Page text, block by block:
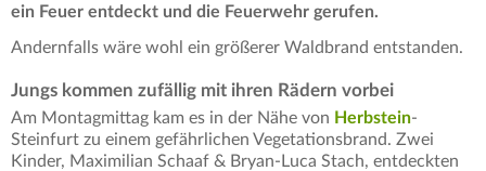
ein Feuer entdeckt und die Feuerwehr gerufen.
Andernfalls wäre wohl ein größerer Waldbrand entstanden.
Jungs kommen zufällig mit ihren Rädern vorbei
Am Montagmittag kam es in der Nähe von Herbstein-
Steinfurt zu einem gefährlichen Vegetationsbrand. Zwei
Kinder, Maximilian Schaaf & Bryan-Luca Stach, entdeckten